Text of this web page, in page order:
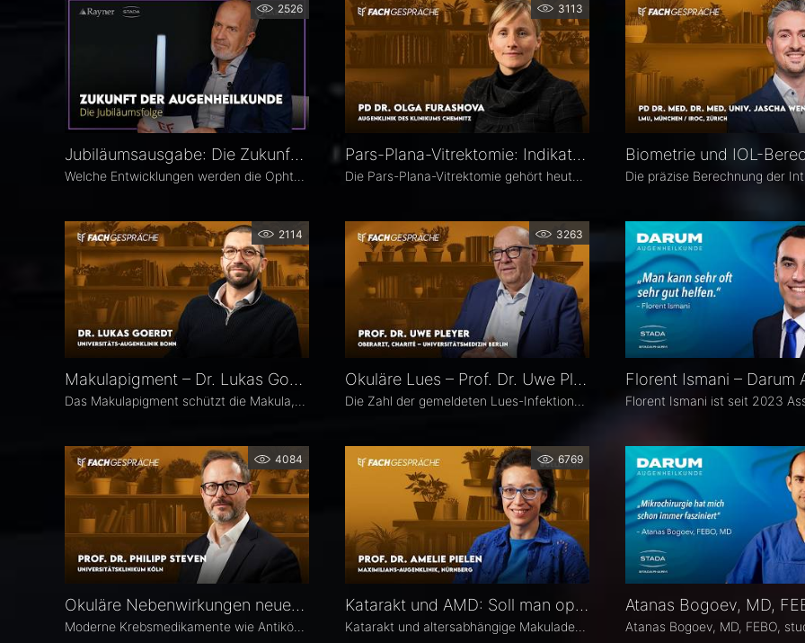
2526
Jubiläumsausgabe: Die Zukunft der Augenheilkunde – Das 25. Ophthalmologische Quartett
3113
Pars-Plana-Vitrektomie: Indikation, Timing und Technik – PD Dr. Olga Furashova
2114
Makulapigment – Dr. Lukas Goerdt
Das Makulapigment schützt die Makula, indem es blaues Licht filtert und freie Radikale neutralisiert. Warum dieser natürliche Schutzmechanismus für die Augenheilkunde so spannend ist, welche Rolle die optische Dichte des Makulapigments (MPOD) bei Erkrankungen wie AMD und Glaukom spielt und ob Nahrungsergänzungsmittel zur Stabilisierung der MPOD sinnvoll sein können, erklärt Dr. Lukas Goerdt, Assistenzarzt an der Universitätsaugenklinik Bonn.
3263
Okuläre Lues – Prof. Dr. Uwe Pleyer
Die Zahl der gemeldeten Lues-Infektionen in Deutschland ist in den vergangenen Jahren kontinuierlich angestiegen und erreichte 2024 einen neuen Höchststand. Aufgrund des vielgestaltigen klinischen Erscheinungsbildes gilt die okuläre Lues als „Chamäleon der Augenheilkunde" und wird nicht selten erst verzögert diagnostiziert.
4084
Okuläre Nebenwirkungen neuer Krebstherapien – Prof. Dr. Philipp Steven
6769
Katarakt und AMD: Soll man operieren? – Prof. Dr. Amelie Pielen
Katarakt und altersabhängige Makuladegeneration (AMD) gehören im fortgeschrittenen Lebensalter zu den häufigsten Augenerkrankungen überhaupt und treten zunehmend zusammen auf. Millionen Eingriffe erfolgen jedes Jahr. Doch in Bezug auf die Frage, ob eine Katarakt-Operation eine AMD womöglich verschlechtert, herrscht in der Praxis häufig Verunsicherung. Prof. Dr. Amelie Pielen gibt auf Basis neuer Studiendaten Antworten auf die wichtigsten Fragen zu diesem Thema.